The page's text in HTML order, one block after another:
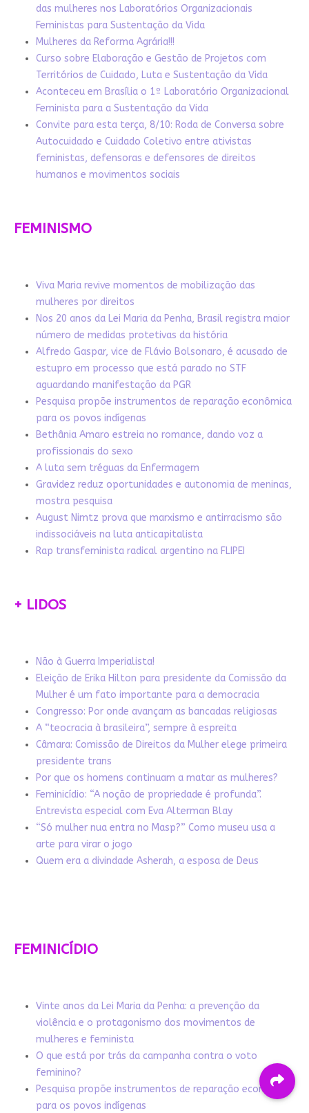
das mulheres nos Laboratórios Organizacionais
Feministas para Sustentação da Vida
Mulheres da Reforma Agrária!!!
Curso sobre Elaboração e Gestão de Projetos com
Territórios de Cuidado, Luta e Sustentação da Vida
Aconteceu em Brasília o 1º Laboratório Organizacional
Feminista para a Sustentação da Vida
Convite para esta terça, 8/10: Roda de Conversa sobre
Autocuidado e Cuidado Coletivo entre ativistas
feministas, defensoras e defensores de direitos
humanos e movimentos sociais
FEMINISMO
Viva Maria revive momentos de mobilização das
mulheres por direitos
Nos 20 anos da Lei Maria da Penha, Brasil registra maior
número de medidas protetivas da história
Alfredo Gaspar, vice de Flávio Bolsonaro, é acusado de
estupro em processo que está parado no STF
aguardando manifestação da PGR
Pesquisa propõe instrumentos de reparação econômica
para os povos indígenas
Bethânia Amaro estreia no romance, dando voz a
profissionais do sexo
A luta sem tréguas da Enfermagem
Gravidez reduz oportunidades e autonomia de meninas,
mostra pesquisa
August Nimtz prova que marxismo e antirracismo são
indissociáveis na luta anticapitalista
Rap transfeminista radical argentino na FLIPEI
+ LIDOS
Não à Guerra Imperialista!
Eleição de Erika Hilton para presidente da Comissão da
Mulher é um fato importante para a democracia
Congresso: Por onde avançam as bancadas religiosas
A “teocracia à brasileira”, sempre à espreita
Câmara: Comissão de Direitos da Mulher elege primeira
presidente trans
Por que os homens continuam a matar as mulheres?
Feminicídio: “A noção de propriedade é profunda”.
Entrevista especial com Eva Alterman Blay
“Só mulher nua entra no Masp?” Como museu usa a
arte para virar o jogo
Quem era a divindade Asherah, a esposa de Deus
FEMINICÍDIO
Vinte anos da Lei Maria da Penha: a prevenção da
violência e o protagonismo dos movimentos de
mulheres e feminista
O que está por trás da campanha contra o voto
feminino?
Pesquisa propõe instrumentos de reparação econômica
para os povos indígenas